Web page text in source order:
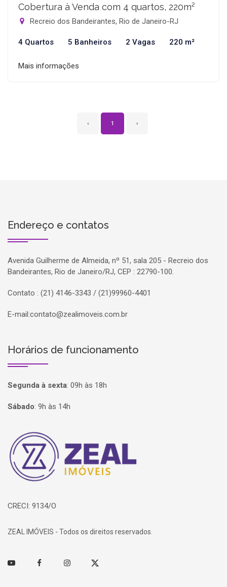
Cobertura à Venda com 4 quartos, 220m²
Recreio dos Bandeirantes, Rio de Janeiro-RJ
4 Quartos 5 Banheiros 2 Vagas 220 m²
Mais informações
‹ 1 ›
Endereço e contatos
Avenida Guilherme de Almeida, nº 51, sala 205 - Recreio dos
Bandeirantes, Rio de Janeiro/RJ, CEP : 22790-100.
Contato : (21) 4146-3343 / (21)99960-4401
E-mail:contato@zealimoveis.com.br
Horários de funcionamento
Segunda à sexta: 09h às 18h
Sábado: 9h às 14h
Página inicial
CRECI: 9134/O
ZEAL IMÓVEIS - Todos os direitos reservados.
Youtube FacebookInstagramTwitter